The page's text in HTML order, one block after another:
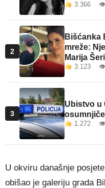
3.366 👁
2
Bišćanka
mreže:
Marija
3.123 👁
3
Ubistvo u
1.272 👁
U okviru današnje
obišao je galeriju grada